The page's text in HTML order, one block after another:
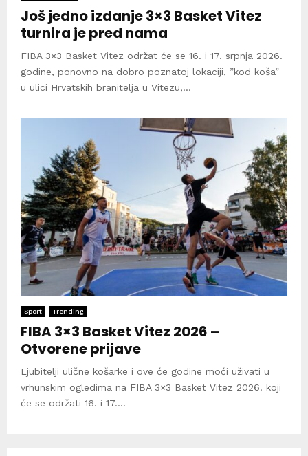
Još jedno izdanje 3×3 Basket Vitez
turnira je pred nama
FIBA 3×3 Basket Vitez održat će se 16. i 17. srpnja 2026.
godine, ponovno na dobro poznatoj lokaciji, ”kod koša”
u ulici Hrvatskih branitelja u Vitezu,...
Sport Trending
FIBA 3×3 Basket Vitez 2026 –
Otvorene prijave
Ljubitelji ulične košarke i ove će godine moći uživati u
vrhunskim ogledima na FIBA 3×3 Basket Vitez 2026. koji
će se održati 16. i 17....